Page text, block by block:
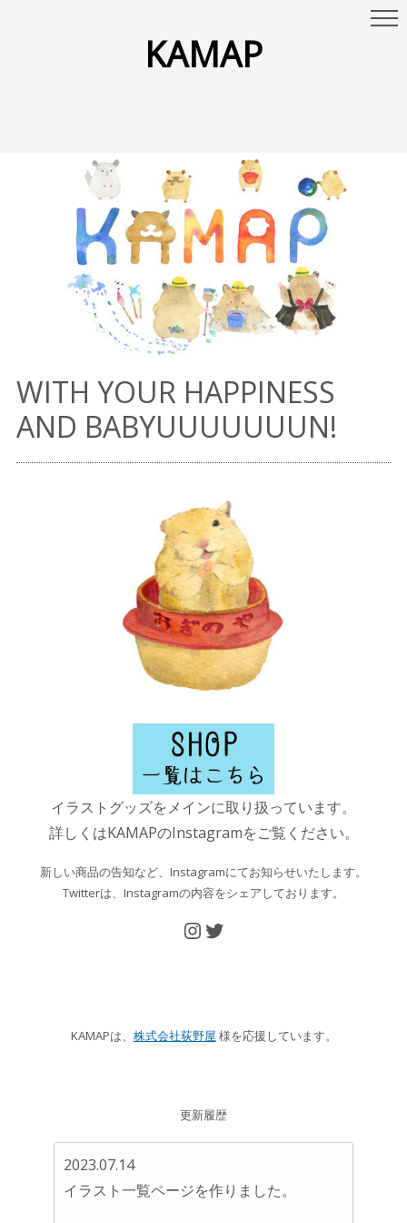
KAMAP
WITH YOUR HAPPINESS
AND BABYUUUUUUUN!
イラストグッズをメインに取り扱っています。
詳しくはKAMAPのInstagramをご覧ください。
新しい商品の告知など、Instagramにてお知らせいたします。
Twitterは、Instagramの内容をシェアしております。
Instagram
Twitter
KAMAPは、 株式会社荻野屋 様を応援しています。
更新履歴
2023.07.14
イラスト一覧ページを作りました。